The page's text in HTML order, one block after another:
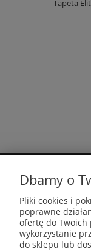
Tapeta
Dbamy o
Pliki cookies i
poprawne
ofertę do Twoich
wykorzystanie
do sklepu lub